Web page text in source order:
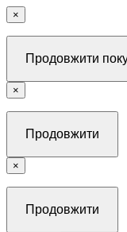
×
Продовжити
×
Продовжити
×
Продовжити